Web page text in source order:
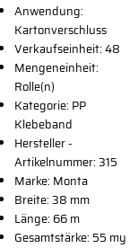
Anwendung:
Kartonverschluss
Verkaufseinheit: 48
Mengeneinheit:
Rolle(n)
Kategorie: PP
Klebeband
Hersteller -
Artikelnummer: 315
Marke: Monta
Breite: 38 mm
Länge: 66 m
Gesamtstärke: 55 my